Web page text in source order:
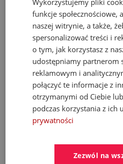
KFA MOZA 316L bateria
podtynkowa stal
Baterie umywalkowe
567,40 zł
810,57 zł
Wykorzystujemy pliki
funkcje społecznościowe,
naszej witrynie, a także,
spersonalizować treści i
o tym, jak korzystasz z
udostępniamy partnerom
reklamowym i
połączyć te informacje z
otrzymanymi od Ciebie
podczas korzystania z ich
prywatności
Zezwól na